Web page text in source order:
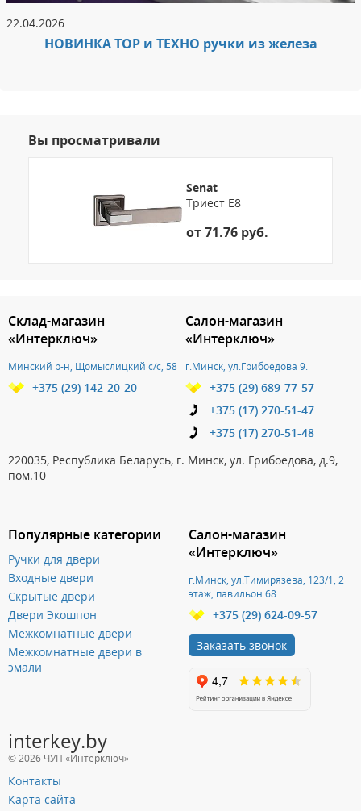
22.04.2026
НОВИНКА ТОР и ТЕХНО ручки из железа
Вы просматривали
Senat
Триест E8
от 71.76 руб.
Популярные категории
Ручки для двери
Входные двери
Скрытые двери
Двери Экошпон
Межкомнатные двери
Межкомнатные двери в
эмали
Склад-магазин
«Интерключ»
Минский р-н, Щомыслицкий с/с, 58
+375 (29) 142-20-20
Салон-магазин
«Интерключ»
г.Минск, ул.Грибоедова 9.
+375 (29) 689-77-57
+375 (17) 270-51-47
+375 (17) 270-51-48
220035, Республика Беларусь, г. Минск, ул. Грибоедова, д.9,
пом.10
Салон-магазин
«Интерключ»
г.Минск, ул.Тимирязева, 123/1, 2
этаж, павильон 68
+375 (29) 624-09-57
Заказать звонок
interkey.by
© 2026 ЧУП «Интерключ»
Контакты
Карта сайта